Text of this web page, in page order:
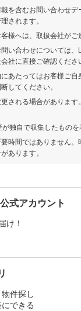
を含むお問い合わせ
されます。
様へは、取扱会社がご
い合わせについては
社に直接ご確認くださ
あたってはお客様ご
してください。
される場合があります
独自で収集したものを
時間ではありません
あります。
式アカウント
け！
件探し
できる